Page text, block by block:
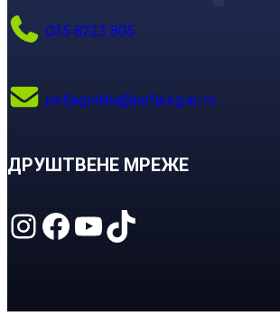
035 8223 805
pefjagodina@pefja.kg.ac.rs
ДРУШТВЕНЕ МРЕЖЕ
Instagram Facebook YouTube TikTok